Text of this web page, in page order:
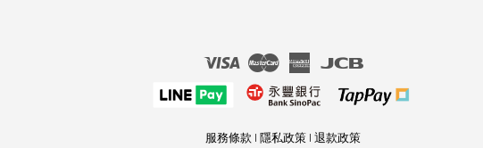
Visa Master
American
服務條款 | 隱私政策 | 退款政策